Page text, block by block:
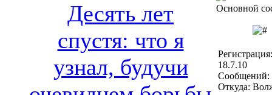
Десять лет
спустя: что я
узнал, будучи
Основной
Регистрация:
18.7.10
Сообщений:
Откуда: